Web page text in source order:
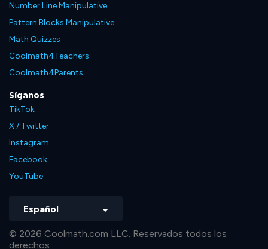
Number Line Manipulative
Pattern Blocks Manipulative
Math Quizzes
Coolmath4Teachers
Coolmath4Parents
Síganos
TikTok
X / Twitter
Instagram
Facebook
YouTube
Español
© 2026 Coolmath.com LLC. Reservados todos los
derechos.